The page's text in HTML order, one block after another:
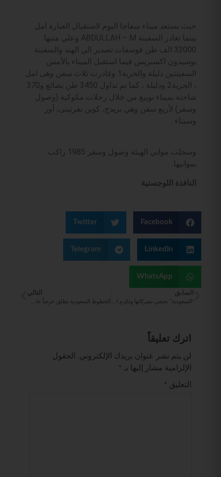
حيث يستعد ميناء سفاجا اليوم لاستقبال العبارة امل
بينما تغادر السفينة ABDULLAH – M وعلي متنها
32000 الف طن فوسفات تصدير الي الهند والسفينة
بوسيدون اكسبريس فيما استقبل الميناء بالأمس
السفينتين دليلة والحرية1 وغادرت ثلاث سفن وهى امل
، الحرية2 ودليلة ، كما تم تداول 3450 طن بضائع و370
شاحنة بميناء نويبع من خلال رحلات مكوكية (وصول
وسفر) لأربع سفن وهي بريدج، كوين نفرتيتى، آور
وسيناء .
وسجلت مواني الهيئة وصول وسفر 1985 راكب
بموانيها.
النافذة اللوجستية
Facebook
Twitter
LinkedIn
Telegram
WhatsApp
السابق التالي
اترك تعليقاً
لن يتم نشر عنوان بريدك الإلكتروني.
الحقول
الإلزامية مشار إليها بـ
*
التعليق *